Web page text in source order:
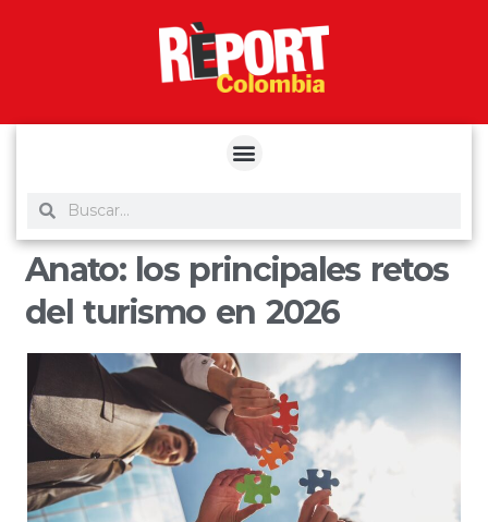
Anato: los principales retos
del turismo en 2026